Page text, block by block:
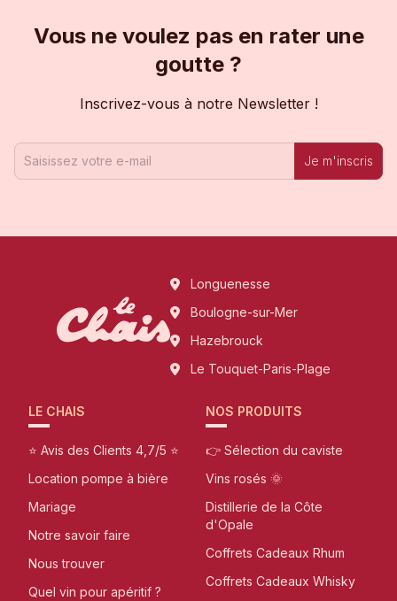
Vous ne voulez pas en rater une
goutte ?
Inscrivez-vous à notre Newsletter !
Je m'inscris
Longuenesse
Boulogne-sur-Mer
Hazebrouck
Le Touquet-Paris-Plage
LE CHAIS
⭐ Avis des Clients 4,7/5 ⭐
Location pompe à bière
Mariage
Notre savoir faire
Nous trouver
Quel vin pour apéritif ?
NOS PRODUITS
👉 Sélection du caviste
Vins rosés 🌞
Distillerie de la Côte
d'Opale
Coffrets Cadeaux Rhum
Coffrets Cadeaux Whisky